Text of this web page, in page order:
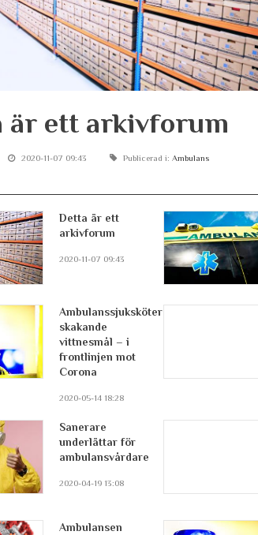
är ett arkivforum
2020-11-07 09:43 Publicerad i: Ambulans
Detta är ett
arkivforum
2020-11-07 09:43
Ambulanssjuksköterskans
skakande
vittnesmål – i
frontlinjen mot
Corona
2020-05-14 18:28
Sanerare
underlättar för
ambulansvårdare
2020-04-19 13:08
Ambulansen